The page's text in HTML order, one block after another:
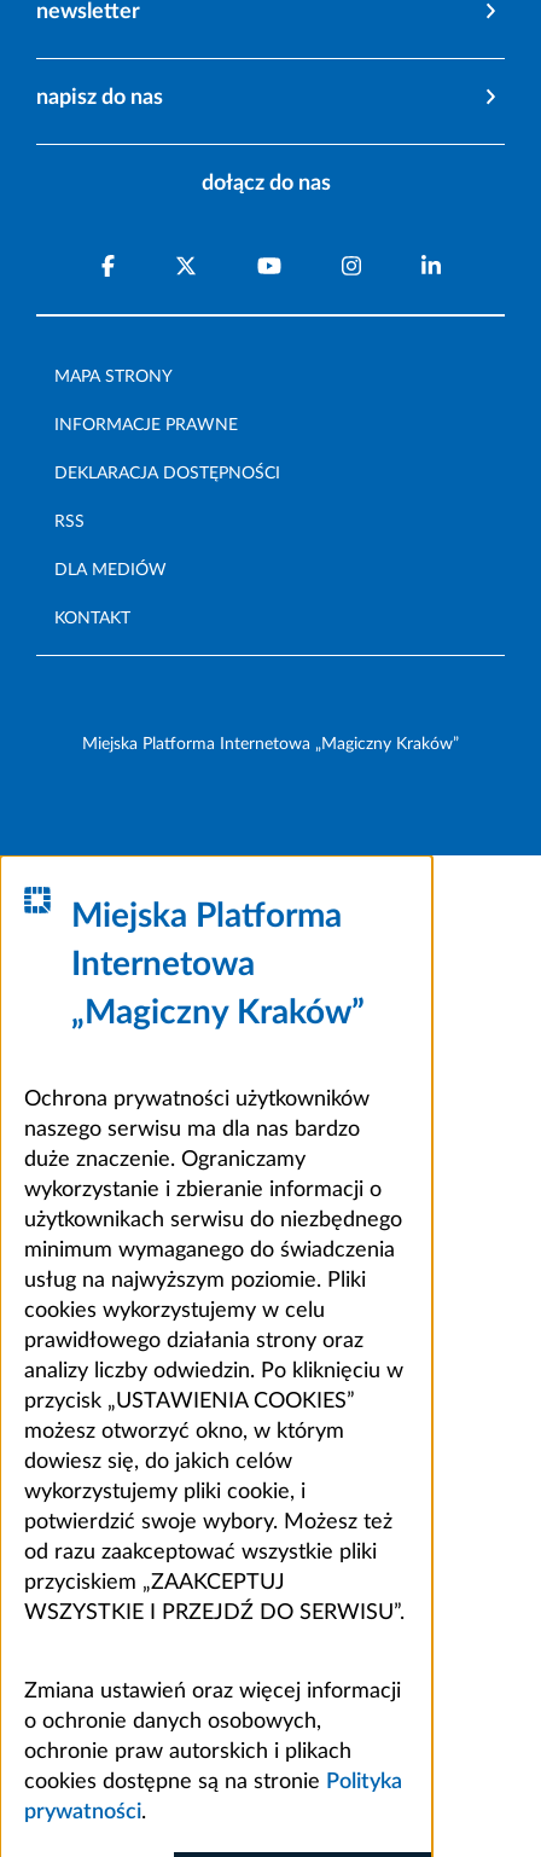
newsletter
napisz do nas
dołącz do nas
MAPA STRONY
INFORMACJE PRAWNE
DEKLARACJA DOSTĘPNOŚCI
RSS
DLA MEDIÓW
KONTAKT
Miejska Platforma Internetowa „Magiczny Kraków”
Miejska Platforma
Internetowa
„Magiczny Kraków”
Ochrona prywatności użytkowników
naszego serwisu ma dla nas bardzo
duże znaczenie. Ograniczamy
wykorzystanie i zbieranie informacji o
użytkownikach serwisu do niezbędnego
minimum wymaganego do świadczenia
usług na najwyższym poziomie. Pliki
cookies wykorzystujemy w celu
prawidłowego działania strony oraz
analizy liczby odwiedzin. Po kliknięciu w
przycisk „USTAWIENIA COOKIES”
możesz otworzyć okno, w którym
dowiesz się, do jakich celów
wykorzystujemy pliki cookie, i
potwierdzić swoje wybory. Możesz też
od razu zaakceptować wszystkie pliki
przyciskiem „ZAAKCEPTUJ
WSZYSTKIE I PRZEJDŹ DO SERWISU”.
Zmiana ustawień oraz więcej informacji
o ochronie danych osobowych,
ochronie praw autorskich i plikach
cookies dostępne są na stronie Polityka
prywatności.